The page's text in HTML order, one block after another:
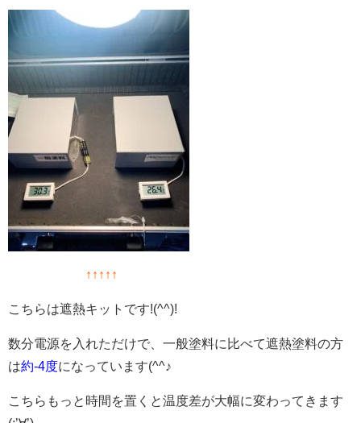
↑↑↑↑↑
こちらは遮熱キットです!(^^)!
数分電源を入れただけで、一般塗料に比べて遮熱塗料の方
は約-4度になっています(^^♪
こちらもっと時間を置くと温度差が大幅に変わってきます